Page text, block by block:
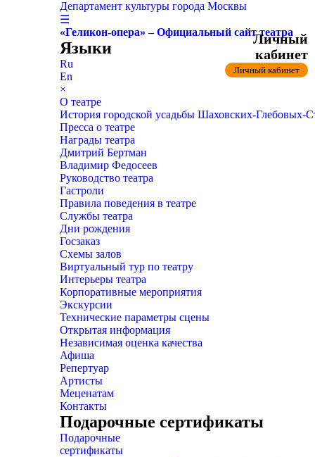
Департамент культуры города Москвы
☰
«Геликон-опера» – Официальный сайт театра
Языки
Ru
En
×
О театре
История городской усадьбы Шаховских-
Пресса о театре
Награды театра
Дмитрий Бертман
Владимир Федосеев
Руководство театра
Гастроли
Правила поведения в театре
Службы театра
Дни рождения
Госзаказ
Схемы залов
Виртуальный тур по театру
Интерьеры театра
Корпоративные мероприятия
Экскурсии
Технические параметры сцены
Открытая информация
Независимая оценка качества
Афиша
Репертуар
Артисты
Меценатам
Контакты
Подарочные сертификаты
Подарочные
сертификаты
Личный
кабинет
Личный кабинет